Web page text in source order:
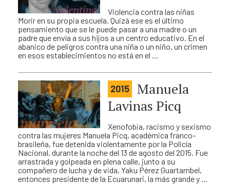
Violencia contra las niñas
Morir en su propia escuela. Quizá ese es el último
pensamiento que se le puede pasar a una madre o un
padre que envía a sus hijos a un centro educativo. En el
abanico de peligros contra una niña o un niño, un crimen
en esos establecimientos no está en el …
2015
Manuela
Lavinas Picq
Xenofobia, racismo y sexismo
contra las mujeres Manuela Picq, académica franco-
brasileña, fue detenida violentamente por la Policía
Nacional, durante la noche del 13 de agosto del 2015. Fue
arrastrada y golpeada en plena calle, junto a su
compañero de lucha y de vida, Yaku Pérez Guartambel,
entonces presidente de la Ecuarunari, la más grande y …